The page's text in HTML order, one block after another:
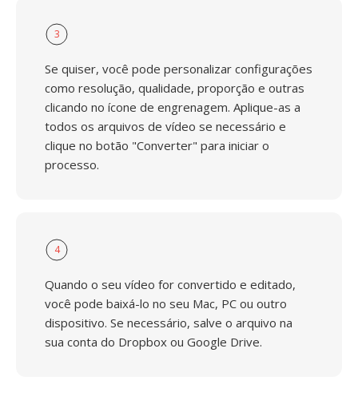
3
Se quiser, você pode personalizar configurações
como resolução, qualidade, proporção e outras
clicando no ícone de engrenagem. Aplique-as a
todos os arquivos de vídeo se necessário e
clique no botão "Converter" para iniciar o
processo.
4
Quando o seu vídeo for convertido e editado,
você pode baixá-lo no seu Mac, PC ou outro
dispositivo. Se necessário, salve o arquivo na
sua conta do Dropbox ou Google Drive.